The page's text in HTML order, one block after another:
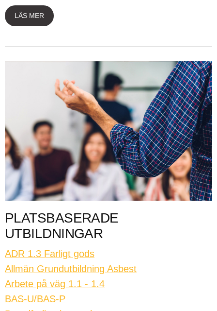
LÄS MER
PLATSBASERADE
UTBILDNINGAR
ADR 1.3 Farligt gods
Allmän Grundutbildning Asbest
Arbete på väg 1.1 - 1.4
BAS-U/BAS-P